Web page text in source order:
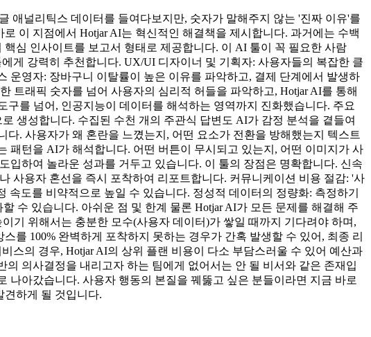
애널리틱스 데이터를 들여다보지만, 숫자가 말해주지 않는 '진짜 이유'를
이 지점에서 Hotjar AI는 혁신적인 해결책을 제시합니다. 과거에는 수백
심 인사이트를 보고서 형태로 제공합니다. 이 AI 툴이 꼭 필요한 사람
게 강력히 추천합니다. UX/UI 디자이너 및 기획자: 사용자들의 복잡한 클
운영자: 장바구니 이탈률이 높은 이유를 파악하고, 결제 단계에서 발생하
트래픽 숫자를 넘어 사용자의 심리적 허들을 파악하고, Hotjar AI를 통해
를 넘어, 인공지능이 데이터를 해석하는 영역까지 진화했습니다. 주요
생성합니다. 수집된 수천 개의 주관식 답변도 AI가 감정 분석을 곁들여
. 사용자가 왜 혼란을 느꼈는지, 어떤 요소가 전환을 방해했는지 텍스트
패턴을 AI가 해석합니다. 어떤 버튼이 무시되고 있는지, 어떤 이미지가 사
입하여 놀라운 성과를 거두고 있습니다. 이 툴의 장점은 명확합니다. 신속
사용자 혼선을 즉시 포착하여 리포트합니다. 커뮤니케이션 비용 절감: '사
도를 비약적으로 높일 수 있습니다. 정성적 데이터의 정량화: 측정하기
수 있습니다. 아쉬운 점 및 한계 물론 Hotjar AI가 모든 문제를 해결해 주
기 위해서는 충분한 모수(사용자 데이터)가 쌓일 때까지 기다려야 하며,
를 100% 완벽하게 포착하지 못하는 경우가 간혹 발생할 수 있어, 최종 리
스의 경우, Hotjar AI의 상위 플랜 비용이 다소 부담스러울 수 있어 예산과
의사결정을 내리고자 하는 팀에게 없어서는 안 될 비서와 같은 존재입
나아갔습니다. 사용자 행동의 본질을 꿰뚫고 싶은 분들이라면 지금 바로
견하게 될 것입니다.